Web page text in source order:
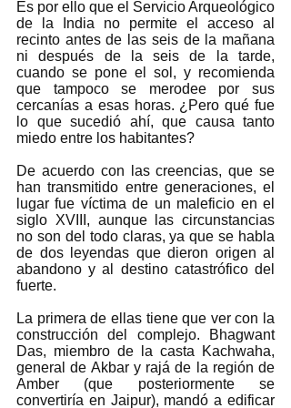
Es por ello que el Servicio Arqueológico
de la India no permite el acceso al
recinto antes de las seis de la mañana
ni después de la seis de la tarde,
cuando se pone el sol, y recomienda
que tampoco se merodee por sus
cercanías a esas horas. ¿Pero qué fue
lo que sucedió ahí, que causa tanto
miedo entre los habitantes?
De acuerdo con las creencias, que se
han transmitido entre generaciones, el
lugar fue víctima de un maleficio en el
siglo XVIII, aunque las circunstancias
no son del todo claras, ya que se habla
de dos leyendas que dieron origen al
abandono y al destino catastrófico del
fuerte.
La primera de ellas tiene que ver con la
construcción del complejo. Bhagwant
Das, miembro de la casta Kachwaha,
general de Akbar y rajá de la región de
Amber (que posteriormente se
convertiría en Jaipur), mandó a edificar